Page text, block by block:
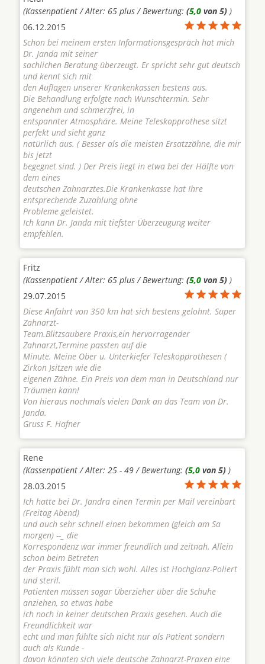
(Kassenpatient / Alter: 65 plus / Bewertung: (5,0 von 5) )
06.12.2015
Schon bei meinem ersten Informationsgespräch hat mich
Dr. Janda mit seiner
sachlichen Beratung überzeugt. Er spricht sehr gut deutsch
und kennt sich mit
den Auflagen unserer Krankenkassen bestens aus.
Die Behandlung erfolgte nach Wunschtermin. Sehr
angenehm und schmerzfrei, in
entspannter Atmosphäre. Meine Teleskopprothese sitzt
perfekt und sieht ganz
natürlich aus. ( Besser als die meisten Ersatzzähne, die mir
bis jetzt
begegnet sind. ) Der Preis liegt in etwa bei der Hälfte von
dem eines
deutschen Zahnarztes.Die Krankenkasse hat Ihre
entsprechende Zuzahlung ohne
Probleme geleistet.
Ich kann Dr. Janda mit tiefster Überzeugung weiter
empfehlen.
Fritz
(Kassenpatient / Alter: 65 plus / Bewertung: (5,0 von 5) )
29.07.2015
Diese Anfahrt von 350 km hat sich bestens gelohnt. Super
Zahnarzt-
Team.Blitzsaubere Praxis,ein hervorragender
Zahnarzt,Termine passten auf die
Minute. Meine Ober u. Unterkiefer Teleskopprothesen (
Zirkon )sitzen wie die
eigenen Zähne. Ein Preis von dem man in Deutschland nur
Träumen kann!
Von hieraus nochmals vielen Dank an das Team von Dr.
Janda.
Gruss F. Hafner
Rene
(Kassenpatient / Alter: 25 - 49 / Bewertung: (5,0 von 5) )
28.03.2015
Ich hatte bei Dr. Jandra einen Termin per Mail vereinbart
(Freitag Abend)
und auch sehr schnell einen bekommen (gleich am Sa
morgen) --_ die
Korrespondenz war immer freundlich und zeitnah. Allein
schon beim Betreten
der Praxis fühlt man sich wohl. Alles ist Hochglanz-Poliert
und steril.
Patienten müssen sogar Überzieher über die Schuhe
anziehen, so etwas habe
ich noch in keiner deutschen Praxis gesehen. Auch die
Freundlichkeit war
echt und man fühlte sich nicht nur als Patient sondern
auch als Kunde -
davon könnten sich viele deutsche Zahnarzt-Praxen eine